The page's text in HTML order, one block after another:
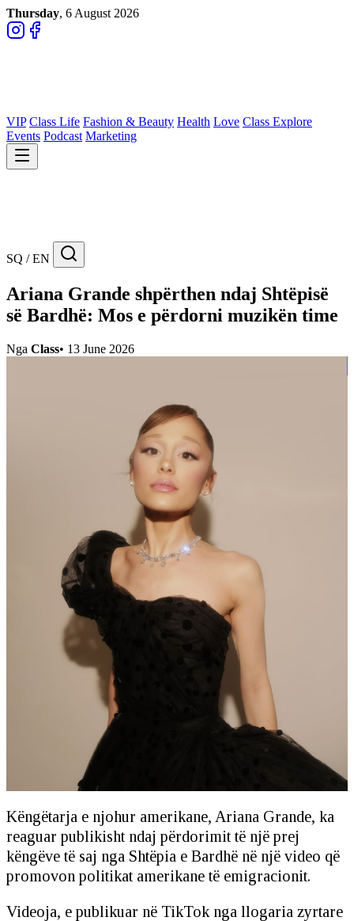
Thursday, 6 August 2026
VIP Class Life Fashion & Beauty Health Love Class Explore
Events Podcast Marketing
SQ / EN
Ariana Grande shpërthen ndaj Shtëpisë
së Bardhë: Mos e përdorni muzikën time
Nga Class• 13 June 2026
Këngëtarja e njohur amerikane, Ariana Grande, ka
reaguar publikisht ndaj përdorimit të një prej
këngëve të saj nga Shtëpia e Bardhë në një video që
promovon politikat amerikane të emigracionit.
Videoja, e publikuar në TikTok nga llogaria zyrtare